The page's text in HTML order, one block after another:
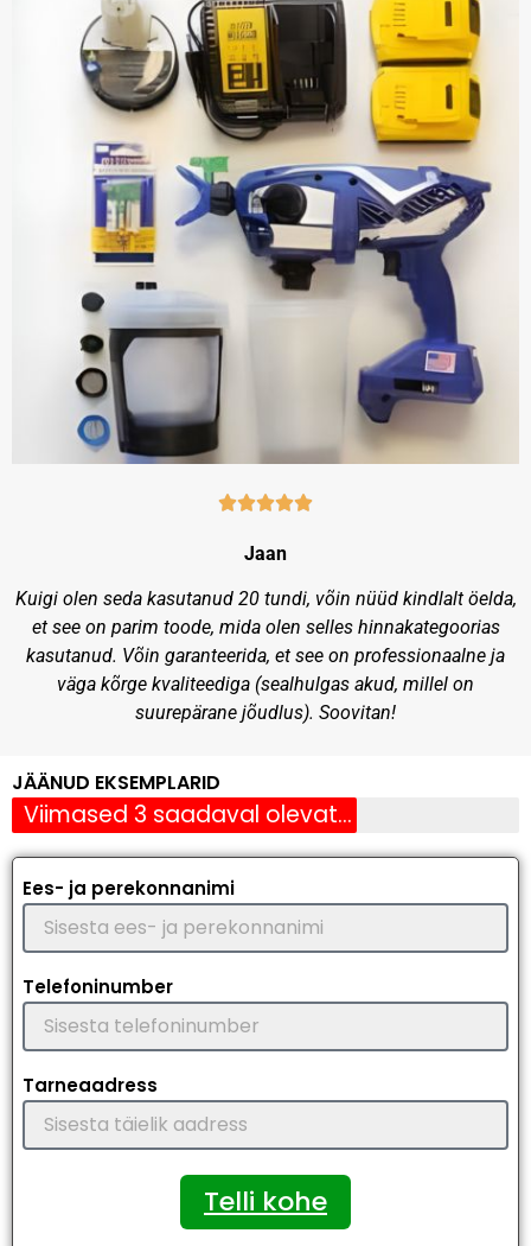
Jaan
Kuigi olen seda kasutanud 20 tundi, võin nüüd kindlalt öelda,
et see on parim toode, mida olen selles hinnakategoorias
kasutanud. Võin garanteerida, et see on professionaalne ja
väga kõrge kvaliteediga (sealhulgas akud, millel on
suurepärane jõudlus). Soovitan!
JÄÄNUD EKSEMPLARID
Viimased 3 saadaval olevat eksemplari
Ees- ja perekonnanimi
Telefoninumber
Tarneaadress
Telli kohe